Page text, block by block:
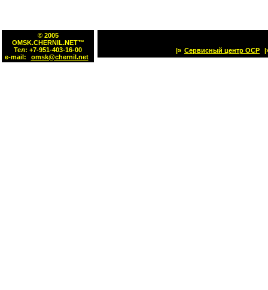
© 2005
OMSK.CHERNIL.NET™
Тел: +7-951-403-16-00
e-mail:
omsk@chernil.net
|» Сервисный центр OCP